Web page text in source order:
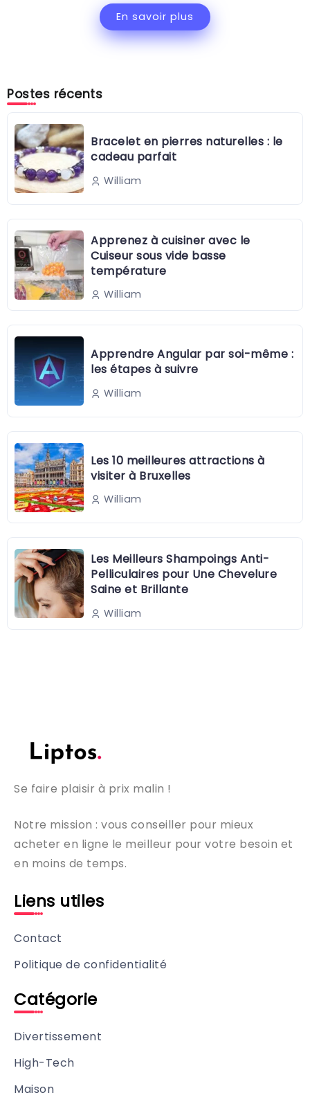
En savoir plus
Postes récents
Bracelet en pierres naturelles : le
cadeau parfait
William
Apprenez à cuisiner avec le
Cuiseur sous vide basse
température
William
Apprendre Angular par soi-même :
les étapes à suivre
William
Les 10 meilleures attractions à
visiter à Bruxelles
William
Les Meilleurs Shampoings Anti-
Pelliculaires pour Une Chevelure
Saine et Brillante
William
Se faire plaisir à prix malin !
Notre mission : vous conseiller pour mieux
acheter en ligne le meilleur pour votre besoin et
en moins de temps.
Liens utiles
Contact
Politique de confidentialité
Catégorie
Divertissement
High-Tech
Maison